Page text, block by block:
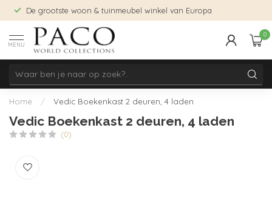
De grootste woon & tuinmeubel winkel van Europa
MENU
0
Home / Vedic Boekenkast 2 deuren, 4 laden
Vedic Boekenkast 2 deuren, 4 laden
(0)